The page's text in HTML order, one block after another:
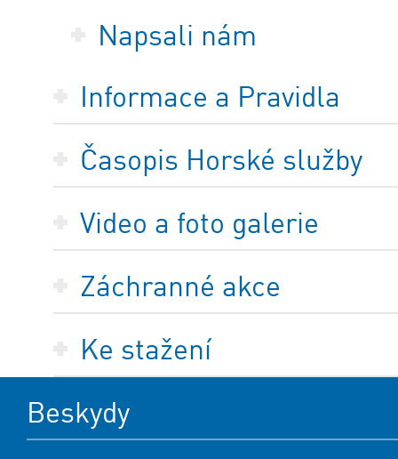
Napsali nám
Informace a Pravidla
Časopis Horské služby
Video a foto galerie
Záchranné akce
Ke stažení
Beskydy